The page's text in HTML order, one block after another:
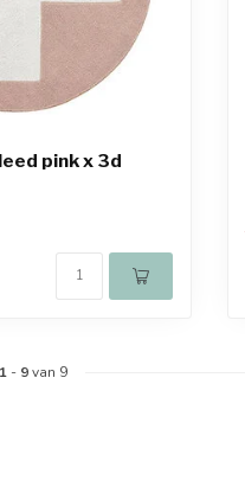
pink x 3d
1 - 9van 9